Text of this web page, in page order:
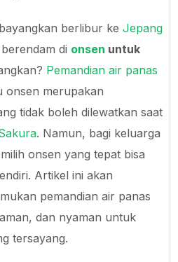
berlibur keJepang
di onsen untuk
Pemandian air panas
onsen merupakan
tidak boleh dilewatkan saat
. Namun, bagi keluarga
onsen yang tepat bisa
Artikel ini akan
pemandian air panas
dan nyaman untuk
tersayang.